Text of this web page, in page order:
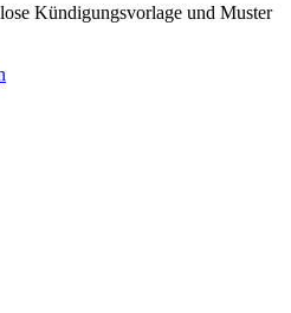
Kündigungsvorlage und Muster